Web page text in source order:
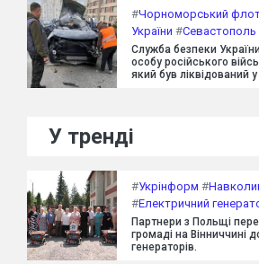
#Чорноморський
України #Севастополь
Служба безпеки
особу російського
який був ліквідований
У тренді
#Укрінформ #
#Електричний
Партнери з Польщі
громаді на Вінниччині
генераторів.